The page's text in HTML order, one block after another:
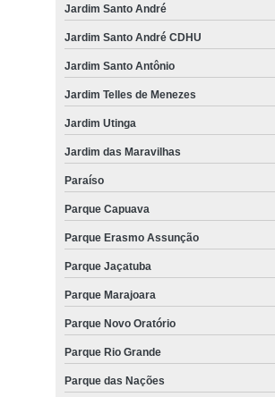
Jardim Santo André
Jardim Santo André CDHU
Jardim Santo Antônio
Jardim Telles de Menezes
Jardim Utinga
Jardim das Maravilhas
Paraíso
Parque Capuava
Parque Erasmo Assunção
Parque Jaçatuba
Parque Marajoara
Parque Novo Oratório
Parque Rio Grande
Parque das Nações